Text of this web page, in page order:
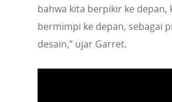
bahwa kita berpikir ke depan,
bermimpi ke depan, sebagai
desain,” ujar Garret.